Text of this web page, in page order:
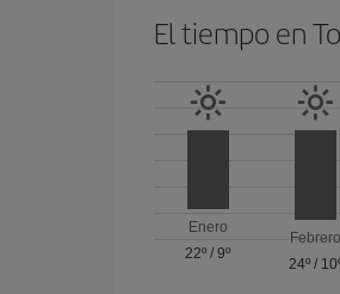
El tiempo en
Enero
22º /9º
Febrero
24º /